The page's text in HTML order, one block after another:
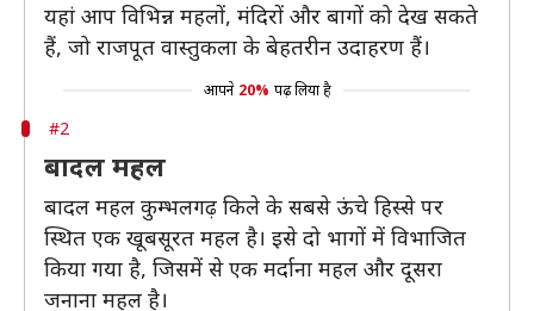
यहां आप विभिन्न महलों, मंदिरों और बागों को देख सकते
हैं, जो राजपूत वास्तुकला के बेहतरीन उदाहरण हैं।
आपने 20% पढ़ लिया है
#2
बादल महल
बादल महल कुम्भलगढ़ किले के सबसे ऊंचे हिस्से पर
स्थित एक खूबसूरत महल है। इसे दो भागों में विभाजित
किया गया है, जिसमें से एक मर्दाना महल और दूसरा
जनाना महल है।